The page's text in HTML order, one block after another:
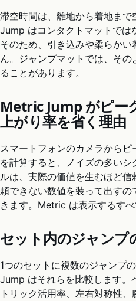
滞空時間は、離地から着地ま
Jump はコンタクトマットでは
そのため、引き込みや柔らか
ん。ジャンプマットでは、そ
ることがあります。
Metric Jump がピー
上がり率を省く理由
スマートフォンのカメラから
を計算すると、ノイズの多い
ルは、実際の価値を生むほど
頼できない数値を装って出す
きます。Metric は表示するすべ
セット内のジャンプ
1つのセットに複数のジャンプ
Jump はそれらを比較します。
トリック活用率、左右対称性